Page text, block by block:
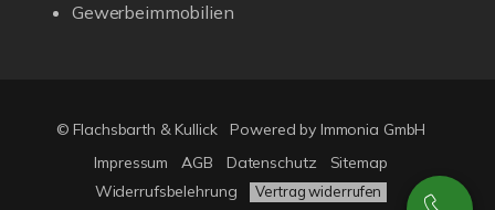
Gewerbeimmobilien
© Flachsbarth & Kullick Powered by Immonia GmbH
Impressum
AGB Datenschutz
Sitemap
Widerrufsbelehrung
Vertrag widerrufen